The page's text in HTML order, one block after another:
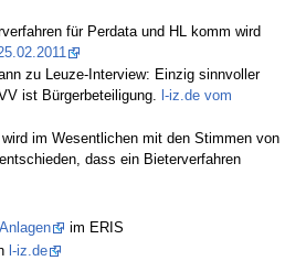
für Perdata und HL komm wird
zu Leuze-Interview: Einzig sinnvoller
ist Bürgerbeteiligung. l-iz.de vom
im Wesentlichen mit den Stimmen von
dass ein Bieterverfahren
im ERIS
l-iz.de